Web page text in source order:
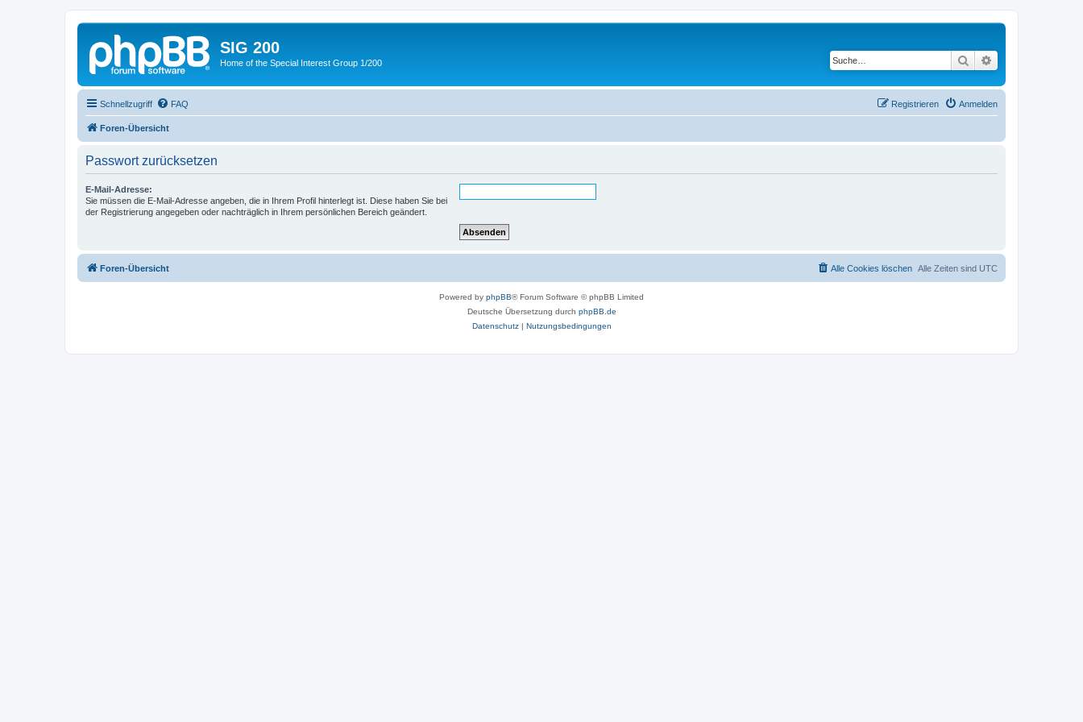
SIG 200
Home of the Special Interest Group 1/200 Suche
Schnellzugriff FAQ Anmelden
Registrieren
Foren-Übersicht
Passwort zurücksetzen
E-Mail-Adresse:
Sie müssen die E-Mail-Adresse angeben, die in Ihrem Profil hinterlegt ist. Diese haben Sie bei
der Registrierung angegeben oder nachträglich in Ihrem persönlichen Bereich geändert.
Foren-Übersicht Alle Zeiten sind UTC
Alle Cookies löschen
Powered by phpBB® Forum Software © phpBB Limited
Deutsche Übersetzung durch phpBB.de
Datenschutz| Nutzungsbedingungen